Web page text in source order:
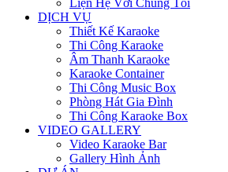
Liện Hệ Với Chúng Tôi
DỊCH VỤ
Thiết Kế Karaoke
Thi Công Karaoke
Âm Thanh Karaoke
Karaoke Container
Thi Công Music Box
Phòng Hát Gia Đình
Thi Công Karaoke Box
VIDEO GALLERY
Video Karaoke Bar
Gallery Hình Ảnh